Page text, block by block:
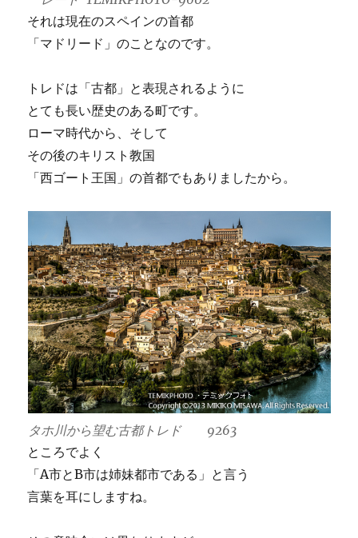
それは現在のスペインの首都
「マドリード」のことなのです。
トレドは「古都」と表現されるように
とても長い歴史のある町です。
ローマ時代から、そして
その後のキリスト教国
「西ゴート王国」の首都でもありましたから。
タホ川から望む古都トレド 9263
ところでよく
「A市とB市は姉妹都市である」と言う
言葉を耳にしますね。